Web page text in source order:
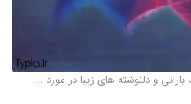
و دلنوشته های زیبا در مورد ...